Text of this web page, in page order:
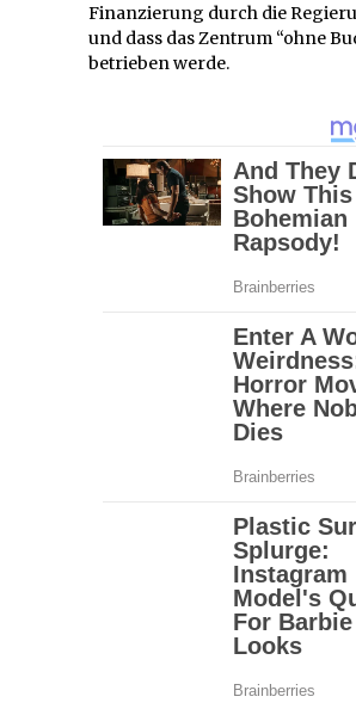
Finanzierung durch die
und dass das Zentrum “ohne
betrieben werde.